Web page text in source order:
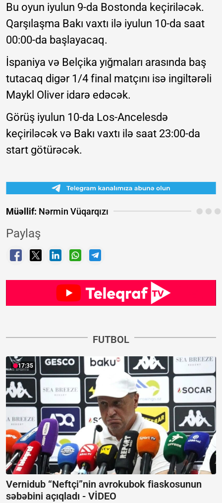
Bu oyun iyulun 9-da Bostonda keçiriləcək.
Qarşılaşma Bakı vaxtı ilə iyulun 10-da saat
00:00-da başlayacaq.
İspaniya və Belçika yığmaları arasında baş
tutacaq digər 1/4 final matçını isə ingiltərəli
Maykl Oliver idarə edəcək.
Görüş iyulun 10-da Los-Ancelesdə
keçiriləcək və Bakı vaxtı ilə saat 23:00-da
start götürəcək.
Müəllif: Nərmin Vüqarqızı
Paylaş
FUTBOL
17:35
Vernidub “Neftçi”nin avrokubok fiaskosunun
səbəbini açıqladı - VİDEO